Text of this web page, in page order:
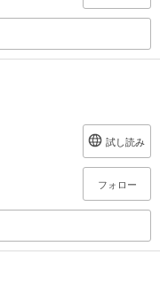
試し読み
フォロー